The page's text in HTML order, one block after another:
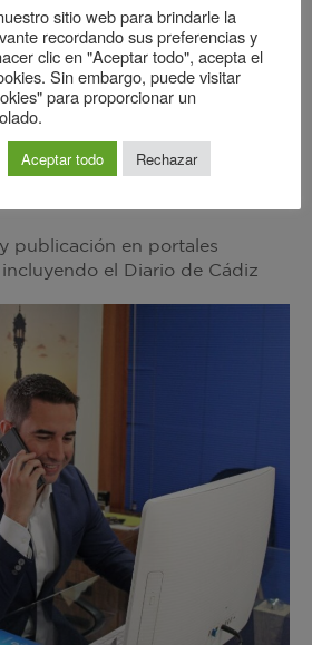
y Certificado de
con planos.
marketing enfocada en resaltar
únicas.
inmobiliario, envío a
potenciales y compartición en
publicación en portales
el Diario de Cádiz
sitio web para brindarle la
recordando sus preferencias y
clic en "Aceptar todo", acepta el
Sin embargo, puede visitar
para proporcionar un
Aceptar todo Rechazar